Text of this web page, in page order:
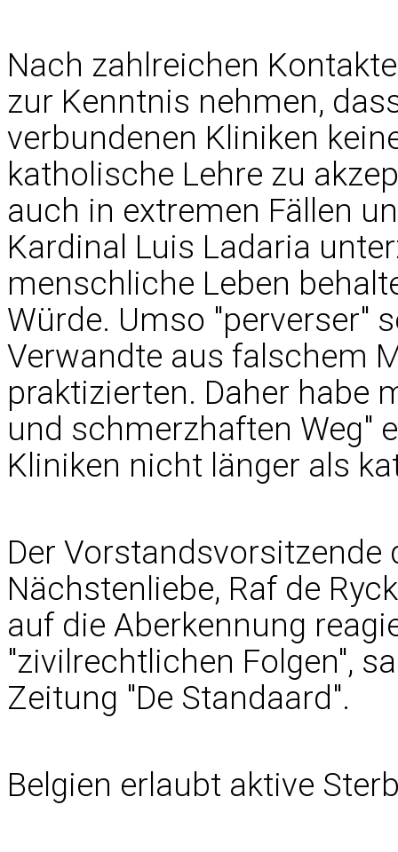
Nach zahlreichen
zur Kenntnis nehmen,
verbundenen Kliniken
katholische Lehre zu
auch in extremen Fällen
Kardinal Luis Ladaria
menschliche Leben
Würde. Umso "perverser"
Verwandte aus falschem
praktizierten. Daher habe
und schmerzhaften Weg"
Kliniken nicht länger als
Der Vorstandsvorsitzende
Nächstenliebe, Raf de
auf die Aberkennung
"zivilrechtlichen Folgen",
Zeitung "De Standaard".
Belgien erlaubt aktive